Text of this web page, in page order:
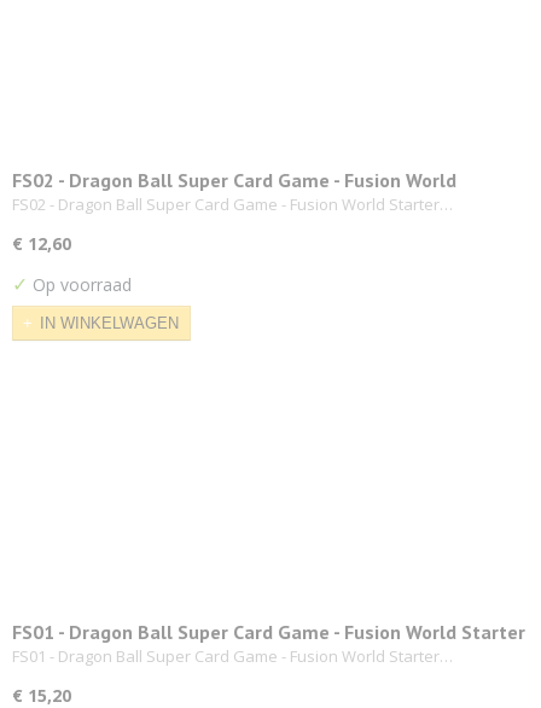
FS02 - Dragon Ball Super Card Game - Fusion World
Starter Deck
FS02 - Dragon Ball Super Card Game - Fusion World Starter…
€ 12,60
✓ Op voorraad
IN WINKELWAGEN
FS01 - Dragon Ball Super Card Game - Fusion World Starter
Deck
FS01 - Dragon Ball Super Card Game - Fusion World Starter…
€ 15,20